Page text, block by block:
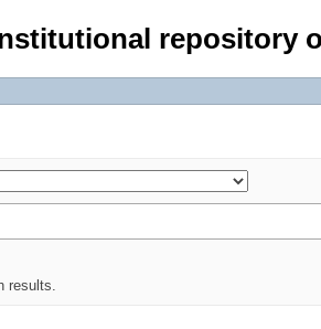
repository
results.